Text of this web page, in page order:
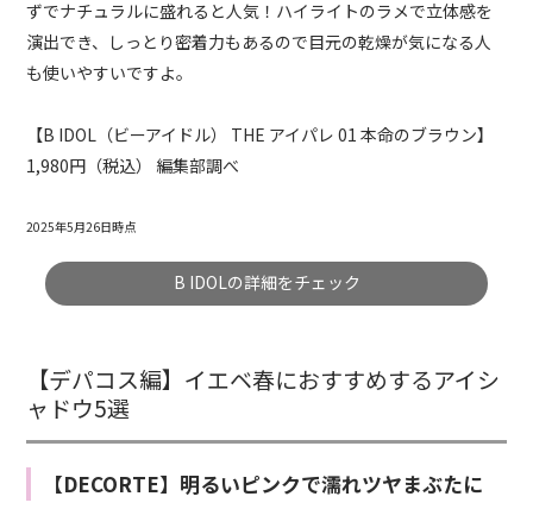
ずでナチュラルに盛れると人気！ハイライトのラメで立体感を
演出でき、しっとり密着力もあるので目元の乾燥が気になる人
も使いやすいですよ。
【B IDOL（ビーアイドル） THE アイパレ 01 本命のブラウン】
1,980円（税込） 編集部調べ
2025年5月26日時点
B IDOLの詳細をチェック
【デパコス編】イエベ春におすすめするアイシ
ャドウ5選
【DECORTE】明るいピンクで濡れツヤまぶたに